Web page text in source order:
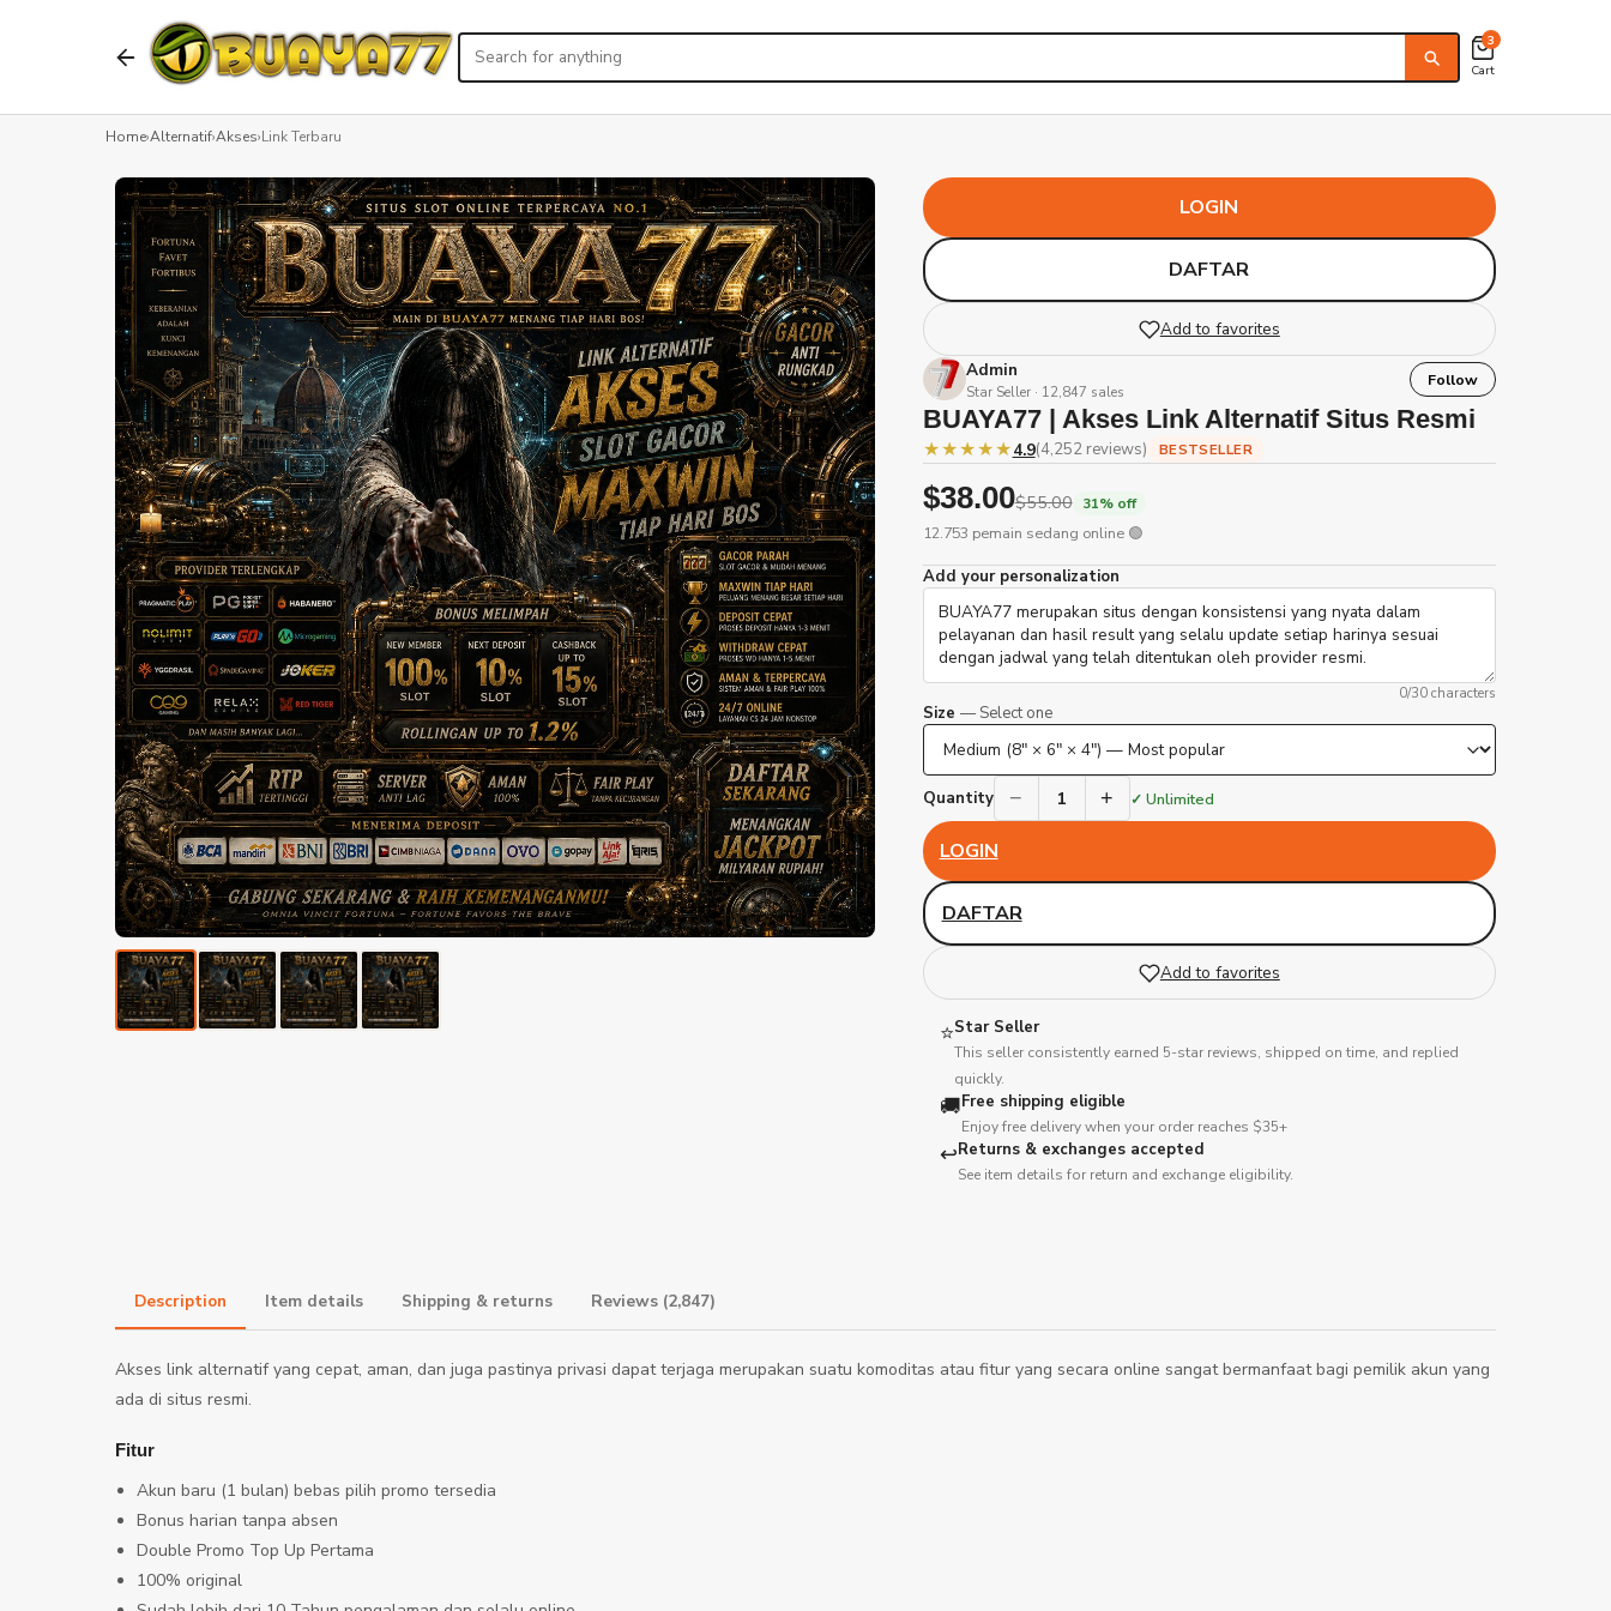
3
Cart
Home›Alternatif›Akses›Link Terbaru
LOGIN
DAFTAR
Add to favorites
Admin
Star Seller · 12,847 sales
Follow
BUAYA77 | Akses Link Alternatif Situs Resmi
★★★★★4.9(4,252 reviews) BESTSELLER
$38.00$55.00 31% off
12.753 pemain sedang online 🟢
Add your personalization
0/30 characters
Size — Select one
Quantity − 1 + ✓ Unlimited
LOGIN
DAFTAR
Add to favorites
⭐Star Seller
This seller consistently earned 5-star reviews, shipped on time, and replied
quickly.
🚚Free shipping eligible
Enjoy free delivery when your order reaches $35+
↩️Returns & exchanges accepted
See item details for return and exchange eligibility.
Description Item details Shipping & returns Reviews (2,847)
Akses link alternatif yang cepat, aman, dan juga pastinya privasi dapat terjaga merupakan suatu komoditas atau fitur yang secara online sangat bermanfaat bagi pemilik akun yang
ada di situs resmi.
Fitur
Akun baru (1 bulan) bebas pilih promo tersedia
Bonus harian tanpa absen
Double Promo Top Up Pertama
100% original